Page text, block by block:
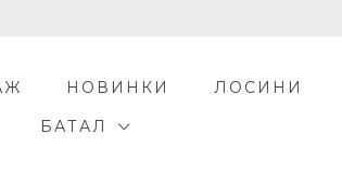
НОВИНКИ ЛОСИНИ
БАТАЛ